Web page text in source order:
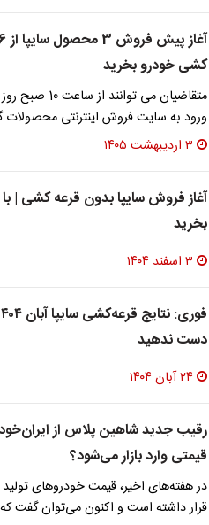
کشی خودرو بخرید
ورود به سایت فروش اینترنتی محصولات
۳ اردیبهشت ۱۴۰۵
بخرید
۳ اسفند ۱۴۰۴
دست ندهید
۲۴ آبان ۱۴۰۴
قیمتی وارد بازار می‌شود؟
در هفته‌های اخیر، قیمت خودروهای
قرار داشته است و اکنون می‌توان گفت که